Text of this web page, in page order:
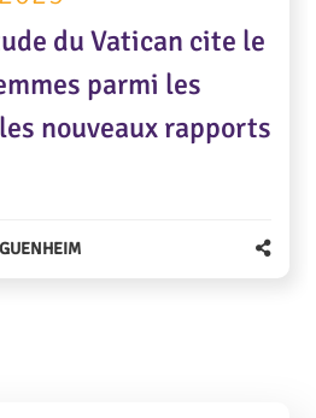
du Vatican cite le
parmi les
nouveaux rapports